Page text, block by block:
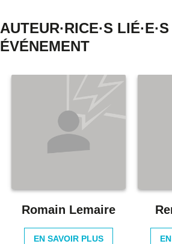
AUTEUR·RICE·S
ÉVÉNEMENT
Romain Lemaire
EN SAVOIR PLUS